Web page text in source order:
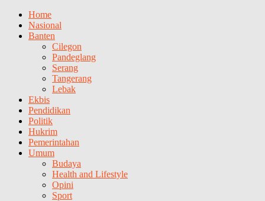
Home
Nasional
Banten
Cilegon
Pandeglang
Serang
Tangerang
Lebak
Ekbis
Pendidikan
Politik
Hukrim
Pemerintahan
Umum
Budaya
Health and Lifestyle
Opini
Sport